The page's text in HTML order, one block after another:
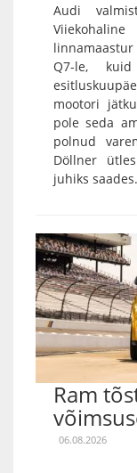
Audi
Q7-le,
mootori
pole seda
polnud
Döllner
juhiks
Ram
06.08.2026